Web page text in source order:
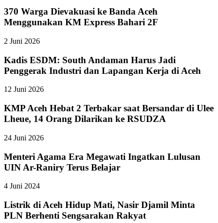
370 Warga Dievakuasi ke Banda Aceh
Menggunakan KM Express Bahari 2F
2 Juni 2026
Kadis ESDM: South Andaman Harus Jadi
Penggerak Industri dan Lapangan Kerja di Aceh
12 Juni 2026
KMP Aceh Hebat 2 Terbakar saat Bersandar di Ulee
Lheue, 14 Orang Dilarikan ke RSUDZA
24 Juni 2026
Menteri Agama Era Megawati Ingatkan Lulusan
UIN Ar-Raniry Terus Belajar
4 Juni 2024
Listrik di Aceh Hidup Mati, Nasir Djamil Minta
PLN Berhenti Sengsarakan Rakyat